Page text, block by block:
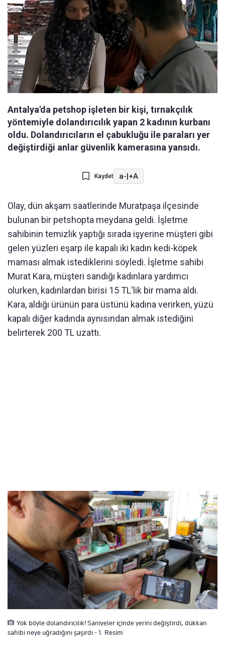
Antalya'da petshop işleten bir kişi, tırnakçılık
yöntemiyle dolandırıcılık yapan 2 kadının kurbanı
oldu. Dolandırıcıların el çabukluğu ile paraları yer
değiştirdiği anlar güvenlik kamerasına yansıdı.
Kaydet a-|+A
Olay, dün akşam saatlerinde Muratpaşa ilçesinde
bulunan bir petshopta meydana geldi. İşletme
sahibinin temizlik yaptığı sırada işyerine müşteri gibi
gelen yüzleri eşarp ile kapalı iki kadın kedi-köpek
maması almak istediklerini söyledi. İşletme sahibi
Murat Kara, müşteri sandığı kadınlara yardımcı
olurken, kadınlardan birisi 15 TL'lik bir mama aldı.
Kara, aldığı ürünün para üstünü kadına verirken, yüzü
kapalı diğer kadında aynısından almak istediğini
belirterek 200 TL uzattı.
Yok böyle dolandırıcılık! Saniyeler içinde yerini değiştirdi, dükkan
sahibi neye uğradığını şaşırdı - 1. Resim